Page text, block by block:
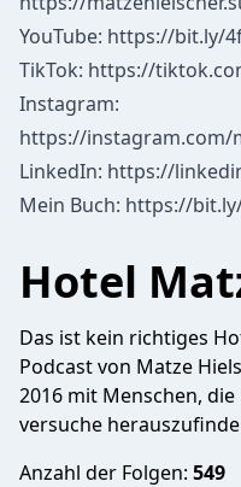
YouTube: https://bit.ly/
TikTok: https://
Instagram:
https://instagram.com/
LinkedIn: https://
Mein Buch: https://
Hotel
Das ist kein richtiges
Podcast von Matze
2016 mit Menschen,
versuche
Anzahl der Folgen: 549